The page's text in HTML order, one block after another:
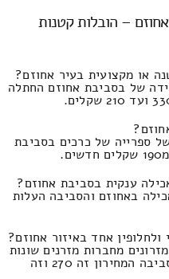
– הובלות קטנות
או מקצועית בעיר אחוזם?
של בסביבת אחוזם החתלה
ספרייה של כרכים בסביבת
ענקית בסביבת אחוזם?
באחוזם והסביבה העלות
אחד באיזור אחוזם?
מחברות מזרנים שונות
יחד עם עבודת מרימים באחוזם והסביבה המחירון זה 270 וזה